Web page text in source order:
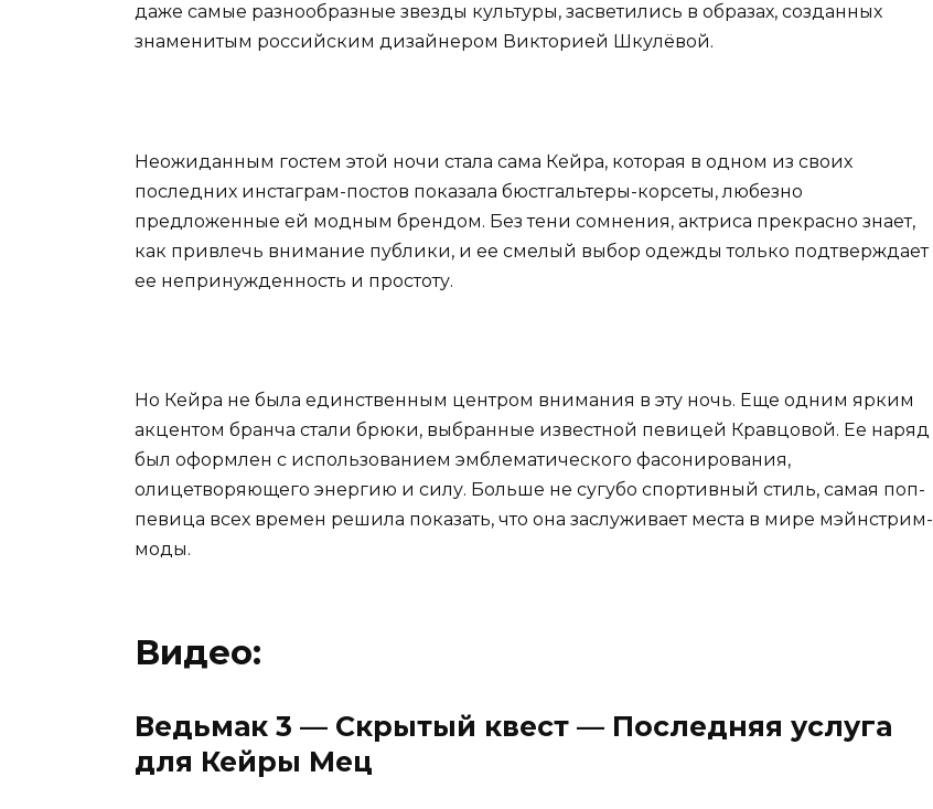
даже самые разнообразные звезды культуры, засветились в образах, созданных
знаменитым российским дизайнером Викторией Шкулёвой.
Неожиданным гостем этой ночи стала сама Кейра, которая в одном из своих
последних инстаграм-постов показала бюстгальтеры-корсеты, любезно
предложенные ей модным брендом. Без тени сомнения, актриса прекрасно знает,
как привлечь внимание публики, и ее смелый выбор одежды только подтверждает
ее непринужденность и простоту.
Но Кейра не была единственным центром внимания в эту ночь. Еще одним ярким
акцентом бранча стали брюки, выбранные известной певицей Кравцовой. Ее наряд
был оформлен с использованием эмблематического фасонирования,
олицетворяющего энергию и силу. Больше не сугубо спортивный стиль, самая поп-
певица всех времен решила показать, что она заслуживает места в мире мэйнстрим-
моды.
Видео:
Ведьмак 3 — Скрытый квест — Последняя услуга
для Кейры Мец